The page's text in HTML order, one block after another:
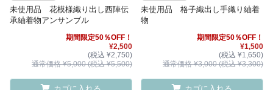
未使用品 花模様織り出し西陣伝
承紬着物アンサンブル
期間限定50％OFF！
¥2,500
(税込 ¥2,750)
通常価格 ¥5,000 (税込 ¥5,500)
未使用品 格子織出し手織り紬着
物
期間限定50％OFF！
¥1,500
(税込 ¥1,650)
通常価格 ¥3,000 (税込 ¥3,300)